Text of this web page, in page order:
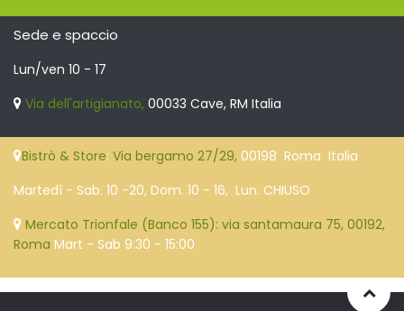
Sede e spaccio
Lun/ven 10 - 17
Via dell'artigianato, 00033 Cave, RM Italia
Bistrò & Store: Via bergamo 27/29, 00198 Roma Italia
Martedì - Sab. 10 -20, Dom. 10 - 16, Lun. CHIUSO
Mercato Trionfale (Banco 155): via santamaura 75, 00192,
Roma Mart - Sab 9:30 - 15:00